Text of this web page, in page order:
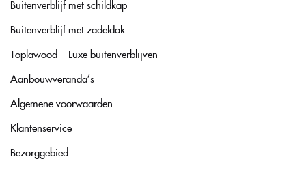
Buitenverblijf met schildkap
Buitenverblijf met zadeldak
Toplawood – Luxe buitenverblijven
Aanbouwveranda’s
Algemene voorwaarden
Klantenservice
Bezorggebied